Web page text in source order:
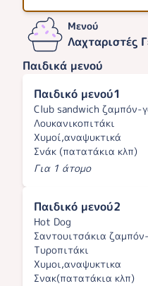
Μενού
Λαχταριστές
Παιδικά μενού
Παιδικό μενού1
Club sandwich ζαμπόν-
Λουκανικοπιτάκι
Χυμοί,αναψυκτικά
Σνάκ (πατατάκια κλπ)
Για 1 άτομο
Παιδικό μενού2
Hot Dog
Σαντουιτσάκια
Τυροπιτάκι
Χυμοι,αναψυκτικα
Σνακ(πατατάκια κλπ)